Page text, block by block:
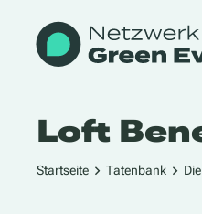
Loft
Startseite Tatenbank